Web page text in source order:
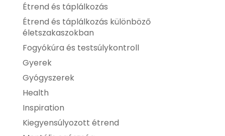
Étrend és táplálkozás
Étrend és táplálkozás különböző
életszakaszokban
Fogyókúra és testsúlykontroll
Gyerek
Gyógyszerek
Health
Inspiration
Kiegyensúlyozott étrend